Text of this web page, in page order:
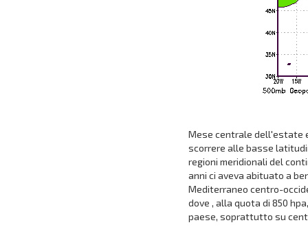
Mese centrale dell'estate
scorrere alle basse
regioni meridionali del
anni ci aveva abituato a
Mediterraneo centro-
dove , alla quota di 850
paese, soprattutto su